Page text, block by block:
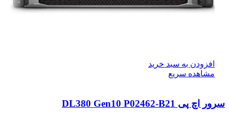
افزودن به سبد خرید
مشاهده سریع
سرور اچ پی DL380 Gen10 P02462-B21